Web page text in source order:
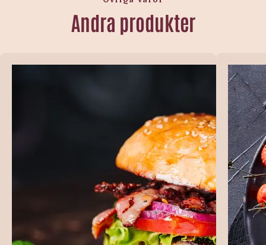
Andra produkter